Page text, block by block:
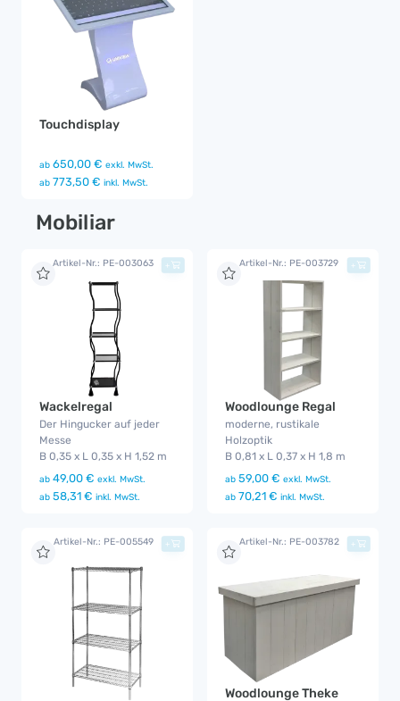
Touchdisplay
ab 650,00 € exkl. MwSt.
ab 773,50 € inkl. MwSt.
Mobiliar
Artikel-Nr.: PE-003063
Wackelregal
Der Hingucker auf jeder
Messe
B 0,35 x L 0,35 x H 1,52 m
ab 49,00 € exkl. MwSt.
ab 58,31 € inkl. MwSt.
+ Artikel-Nr.: PE-003729
Woodlounge Regal
moderne, rustikale
Holzoptik
B 0,81 x L 0,37 x H 1,8 m
ab 59,00 € exkl. MwSt.
ab 70,21 € inkl. MwSt.
+
Artikel-Nr.: PE-005549 + Artikel-Nr.: PE-003782
Woodlounge Theke
+